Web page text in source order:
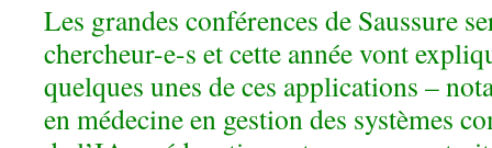
Les grandes conférences de Saussure
chercheur-e-s et cette année vont
quelques unes de ces applications –
en médecine en gestion des systèmes